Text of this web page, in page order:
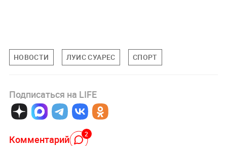
НОВОСТИ ЛУИС СУАРЕС СПОРТ
Подписаться на LIFE
Комментарий 2